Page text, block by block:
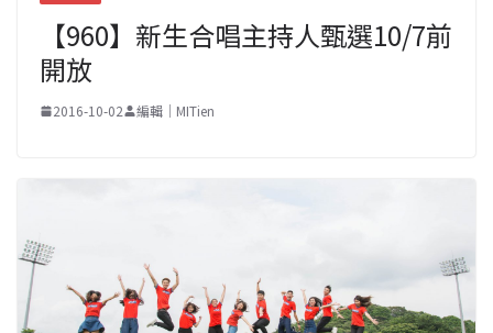
【960】新生合唱主持人甄選10/7前
開放
2016-10-02 編輯｜MITien